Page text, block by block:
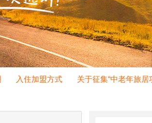
入住加盟方式 关于征集“中老年旅居项